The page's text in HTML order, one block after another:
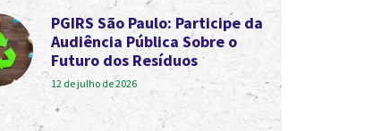
PGIRS São Paulo: Participe da
Audiência Pública Sobre o
Futuro dos Resíduos
12 de julho de 2026